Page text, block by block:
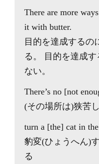
There are more
it with butter.
目的を達成するの
る。 目的を達成
ない。
There’s no [not
(その場所は)狭苦し
turn a [the] cat in
豹変(ひょうへん)
る